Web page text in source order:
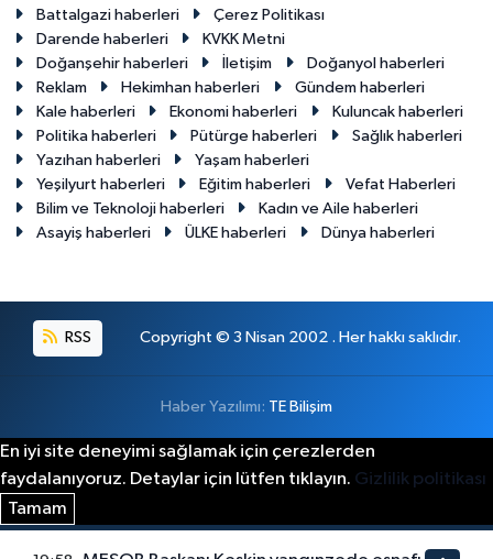
Battalgazi haberleri
Çerez Politikası
Darende haberleri
KVKK Metni
Doğanşehir haberleri
İletişim
Doğanyol haberleri
Reklam
Hekimhan haberleri
Gündem haberleri
Kale haberleri
Ekonomi haberleri
Kuluncak haberleri
Politika haberleri
Pütürge haberleri
Sağlık haberleri
Yazıhan haberleri
Yaşam haberleri
Yeşilyurt haberleri
Eğitim haberleri
Vefat Haberleri
Bilim ve Teknoloji haberleri
Kadın ve Aile haberleri
Asayiş haberleri
ÜLKE haberleri Dünya haberleri
RSS Copyright © 3 Nisan 2002 . Her hakkı saklıdır.
Haber Yazılımı: TE Bilişim
En iyi site deneyimi sağlamak için çerezlerden
faydalanıyoruz. Detaylar için lütfen tıklayın. Gizlilik politikası
Tamam